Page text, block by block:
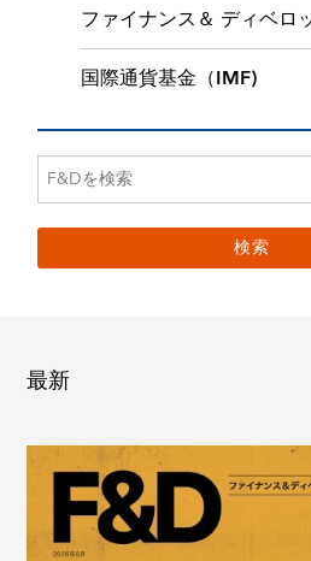
ファイナンス＆ ディベロ
国際通貨基金（IMF)
最新